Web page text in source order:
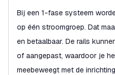
Bij een 1-fase systeem
op één stroomgroep. Dat
en betaalbaar. De rails
of aangepast, waardoor je
meebeweegt met de